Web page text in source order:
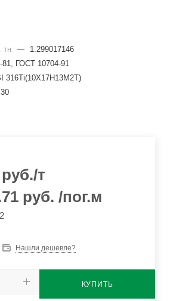
тн —
1.299017146
81, ГОСТ 10704-91
316Ti(10Х17Н13М2Т)
30
руб./т
руб. /пог.м
Нашли дешевле?
КУПИТЬ